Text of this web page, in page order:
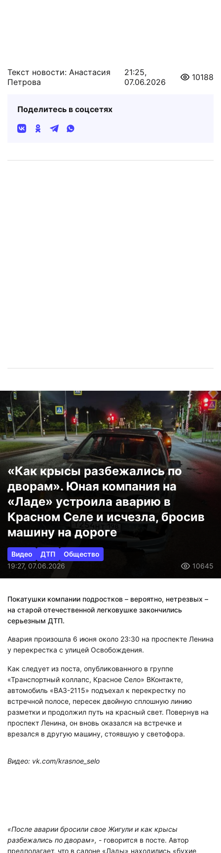
Текст новости: Анастасия
Петрова
21:25,
07.06.2026
10188
Поделитесь в соцсетях
«Как крысы разбежались по
дворам». Юная компания на
«Ладе» устроила аварию в
Красном Селе и исчезла, бросив
машину на дороге
Видео ДТП
Общество
19:27, 07.06.2026
10645
Покатушки компании подростков – вероятно, нетрезвых –
на старой отечественной легковушке закончились
серьезным ДТП.
Авария произошла 6 июня около 23:30 на проспекте Ленина
у перекрестка с улицей Освобождения.
Как следует из поста, опубликованного в группе
«Транспортный коллапс, Красное Село» ВКонтакте,
автомобиль «ВАЗ-2115» подъехал к перекрестку по
встречной полосе, пересек двойную сплошную линию
разметки и продолжил путь на красный свет. Повернув на
проспект Ленина, он вновь оказался на встречке и
врезался в другую машину, стоявшую у светофора.
Видео: vk.com/krasnoe_selo
«После аварии бросили свое Жигули и как крысы
разбежались по дворам», - говорится в посте. Автор
предполагает, что в салоне «Лады» находились «бухие